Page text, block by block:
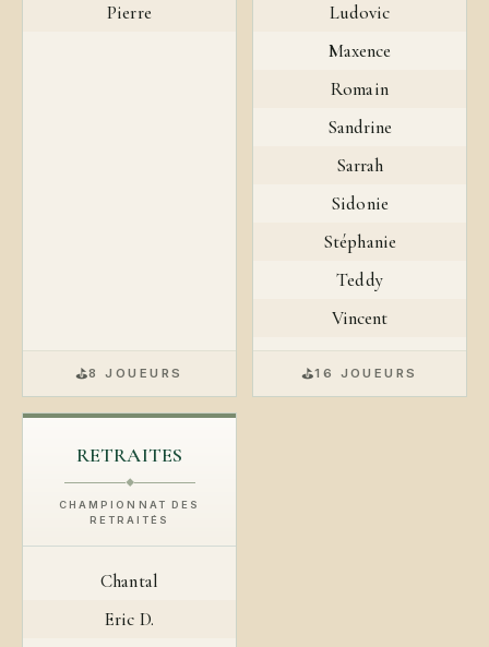
Pierre
⛳8 JOUEURS
Ludovic
Maxence
Romain
Sandrine
Sarrah
Sidonie
Stéphanie
Teddy
Vincent
⛳16 JOUEURS
RETRAITES
◆
CHAMPIONNAT DES
RETRAITÉS
Chantal
Eric D.